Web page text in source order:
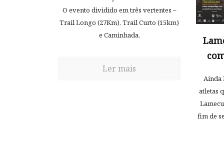
O evento dividido em três vertentes –
Trail Longo (27Km), Trail Curto (15km)
e Caminhada.
Ler mais
Ainda
atletas
fim de